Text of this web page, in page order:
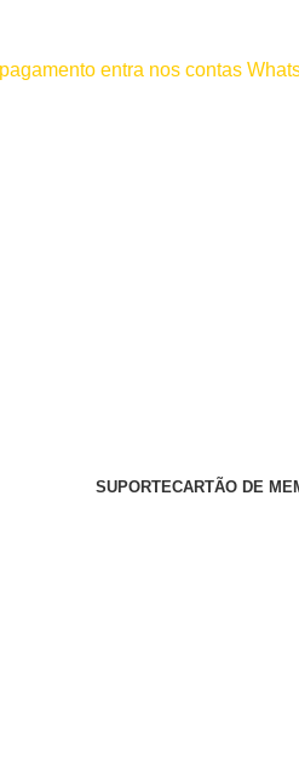
entra nos contas
SUPORTECARTÃO DE